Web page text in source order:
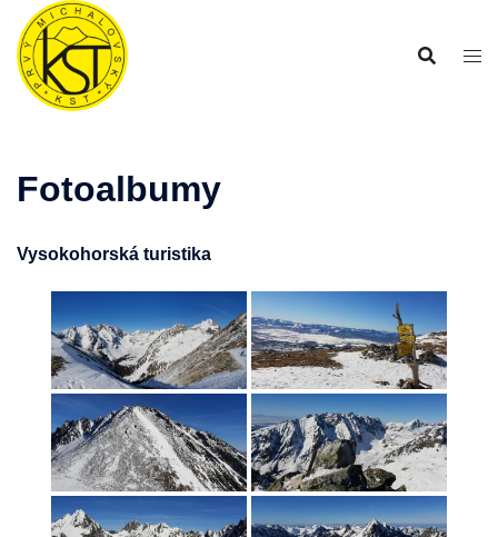
Preskočiť
obsah
Fotoalbumy
Vysokohorská turistika